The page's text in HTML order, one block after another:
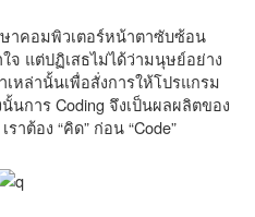
ษาคอมพิวเตอร์หน้าตาซับซ้อน
จ แต่ปฏิเสธไม่ได้ว่ามนุษย์อย่าง
เหล่านั้นเพื่อสั่งการให้โปรแกรม
นการ Coding จึงเป็นผลผลิตของ
าต้อง “คิด” ก่อน “Code”